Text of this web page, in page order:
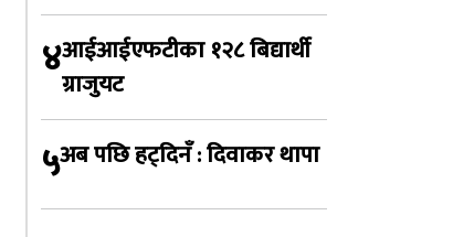
४आईआईएफटीका १२८ बिद्यार्थी
ग्राजुयट
५अब पछि हट्दिनँ : दिवाकर थापा